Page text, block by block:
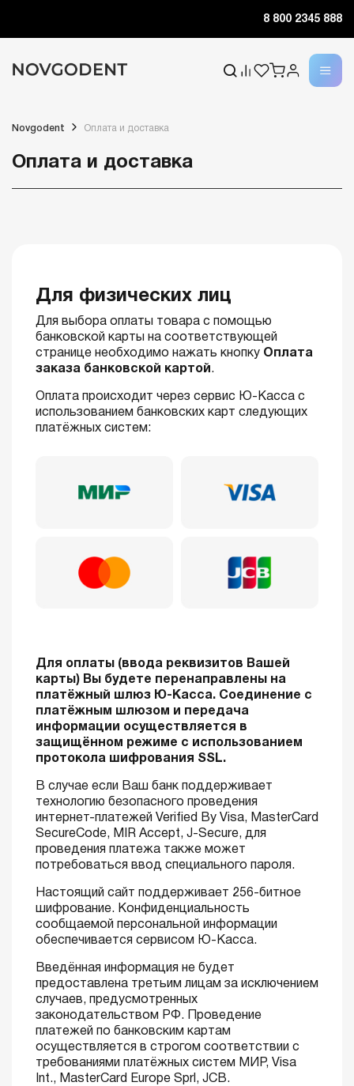
8 800 2345 888
Novgodent Оплата и доставка
Оплата и доставка
Для физических лиц
Для выбора оплаты товара с помощью
банковской карты на соответствующей
странице необходимо нажать кнопку Оплата
заказа банковской картой .
Оплата происходит через сервис Ю-Касса с
использованием банковских карт следующих
платёжных систем:
Для оплаты (ввода реквизитов Вашей
карты) Вы будете перенаправлены на
платёжный шлюз Ю-Касса. Соединение с
платёжным шлюзом и передача
информации осуществляется в
защищённом режиме с использованием
протокола шифрования SSL.
В случае если Ваш банк поддерживает
технологию безопасного проведения
интернет-платежей Verified By Visa, MasterCard
SecureCode, MIR Accept, J-Secure, для
проведения платежа также может
потребоваться ввод специального пароля.
Настоящий сайт поддерживает 256-битное
шифрование. Конфиденциальность
сообщаемой персональной информации
обеспечивается сервисом Ю-Касса.
Введённая информация не будет
предоставлена третьим лицам за исключением
случаев, предусмотренных
законодательством РФ. Проведение
платежей по банковским картам
осуществляется в строгом соответствии с
требованиями платёжных систем МИР, Visa
Int., MasterCard Europe Sprl, JCB.